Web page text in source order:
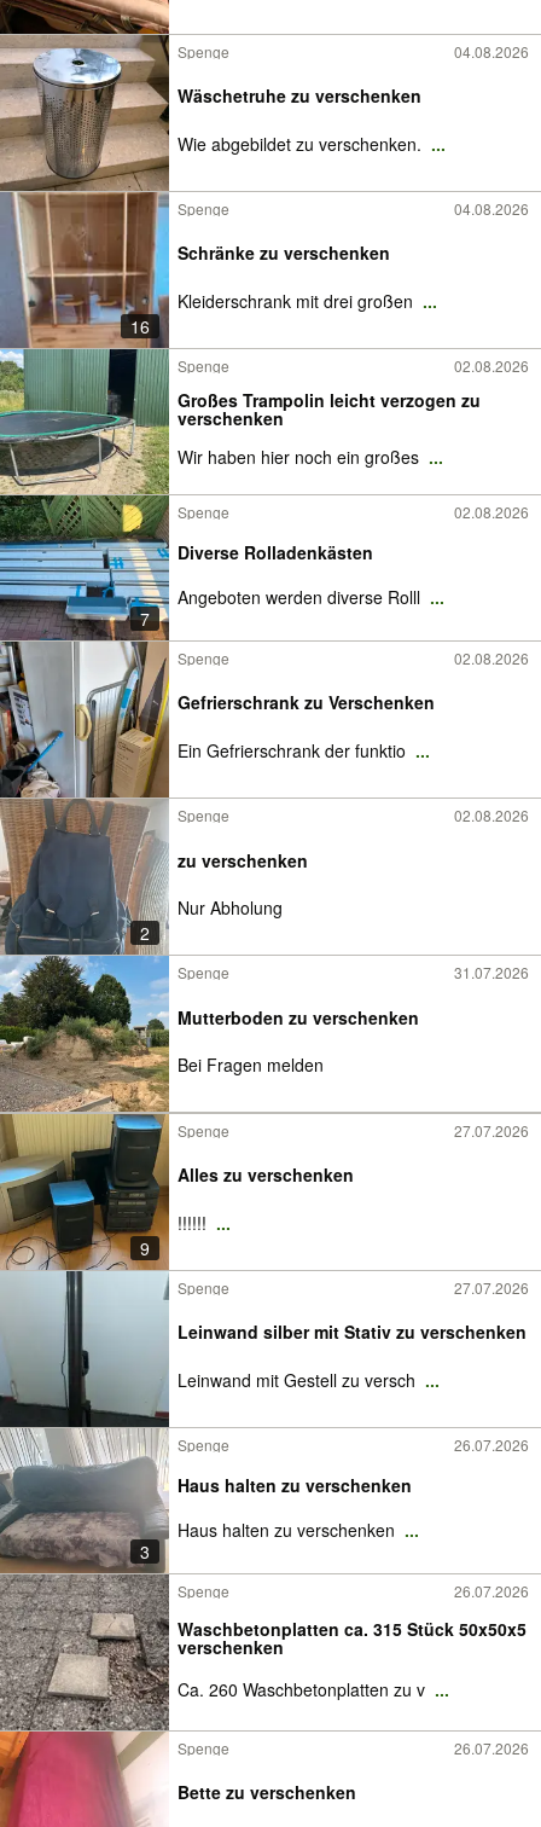
Spenge 04.08.2026
Wäschetruhe zu verschenken
Wie abgebildet zu verschenken. ...
16
Spenge 04.08.2026
Schränke zu verschenken
Kleiderschrank mit drei großen ...
Spenge 02.08.2026
Großes Trampolin leicht verzogen zu
verschenken
Wir haben hier noch ein großes ...
7
Spenge 02.08.2026
Diverse Rolladenkästen
Angeboten werden diverse Rolll ...
Spenge 02.08.2026
Gefrierschrank zu Verschenken
Ein Gefrierschrank der funktio ...
2
Spenge 02.08.2026
zu verschenken
Nur Abholung
Spenge 31.07.2026
Mutterboden zu verschenken
Bei Fragen melden
9
Spenge 27.07.2026
Alles zu verschenken
!!!!!! ...
Spenge 27.07.2026
Leinwand silber mit Stativ zu verschenken
Leinwand mit Gestell zu versch ...
3
Spenge 26.07.2026
Haus halten zu verschenken
Haus halten zu verschenken ...
Spenge 26.07.2026
Waschbetonplatten ca. 315 Stück 50x50x5
verschenken
Ca. 260 Waschbetonplatten zu v ...
Spenge 26.07.2026
Bette zu verschenken